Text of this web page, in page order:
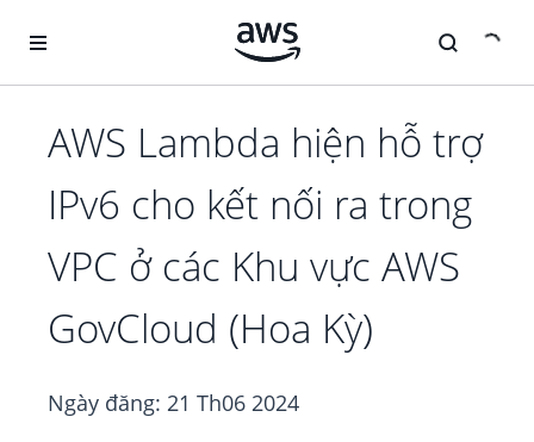
AWS Lambda hiện hỗ trợ
IPv6 cho kết nối ra trong
VPC ở các Khu vực AWS
GovCloud (Hoa Kỳ)
Ngày đăng: 21 Th06 2024